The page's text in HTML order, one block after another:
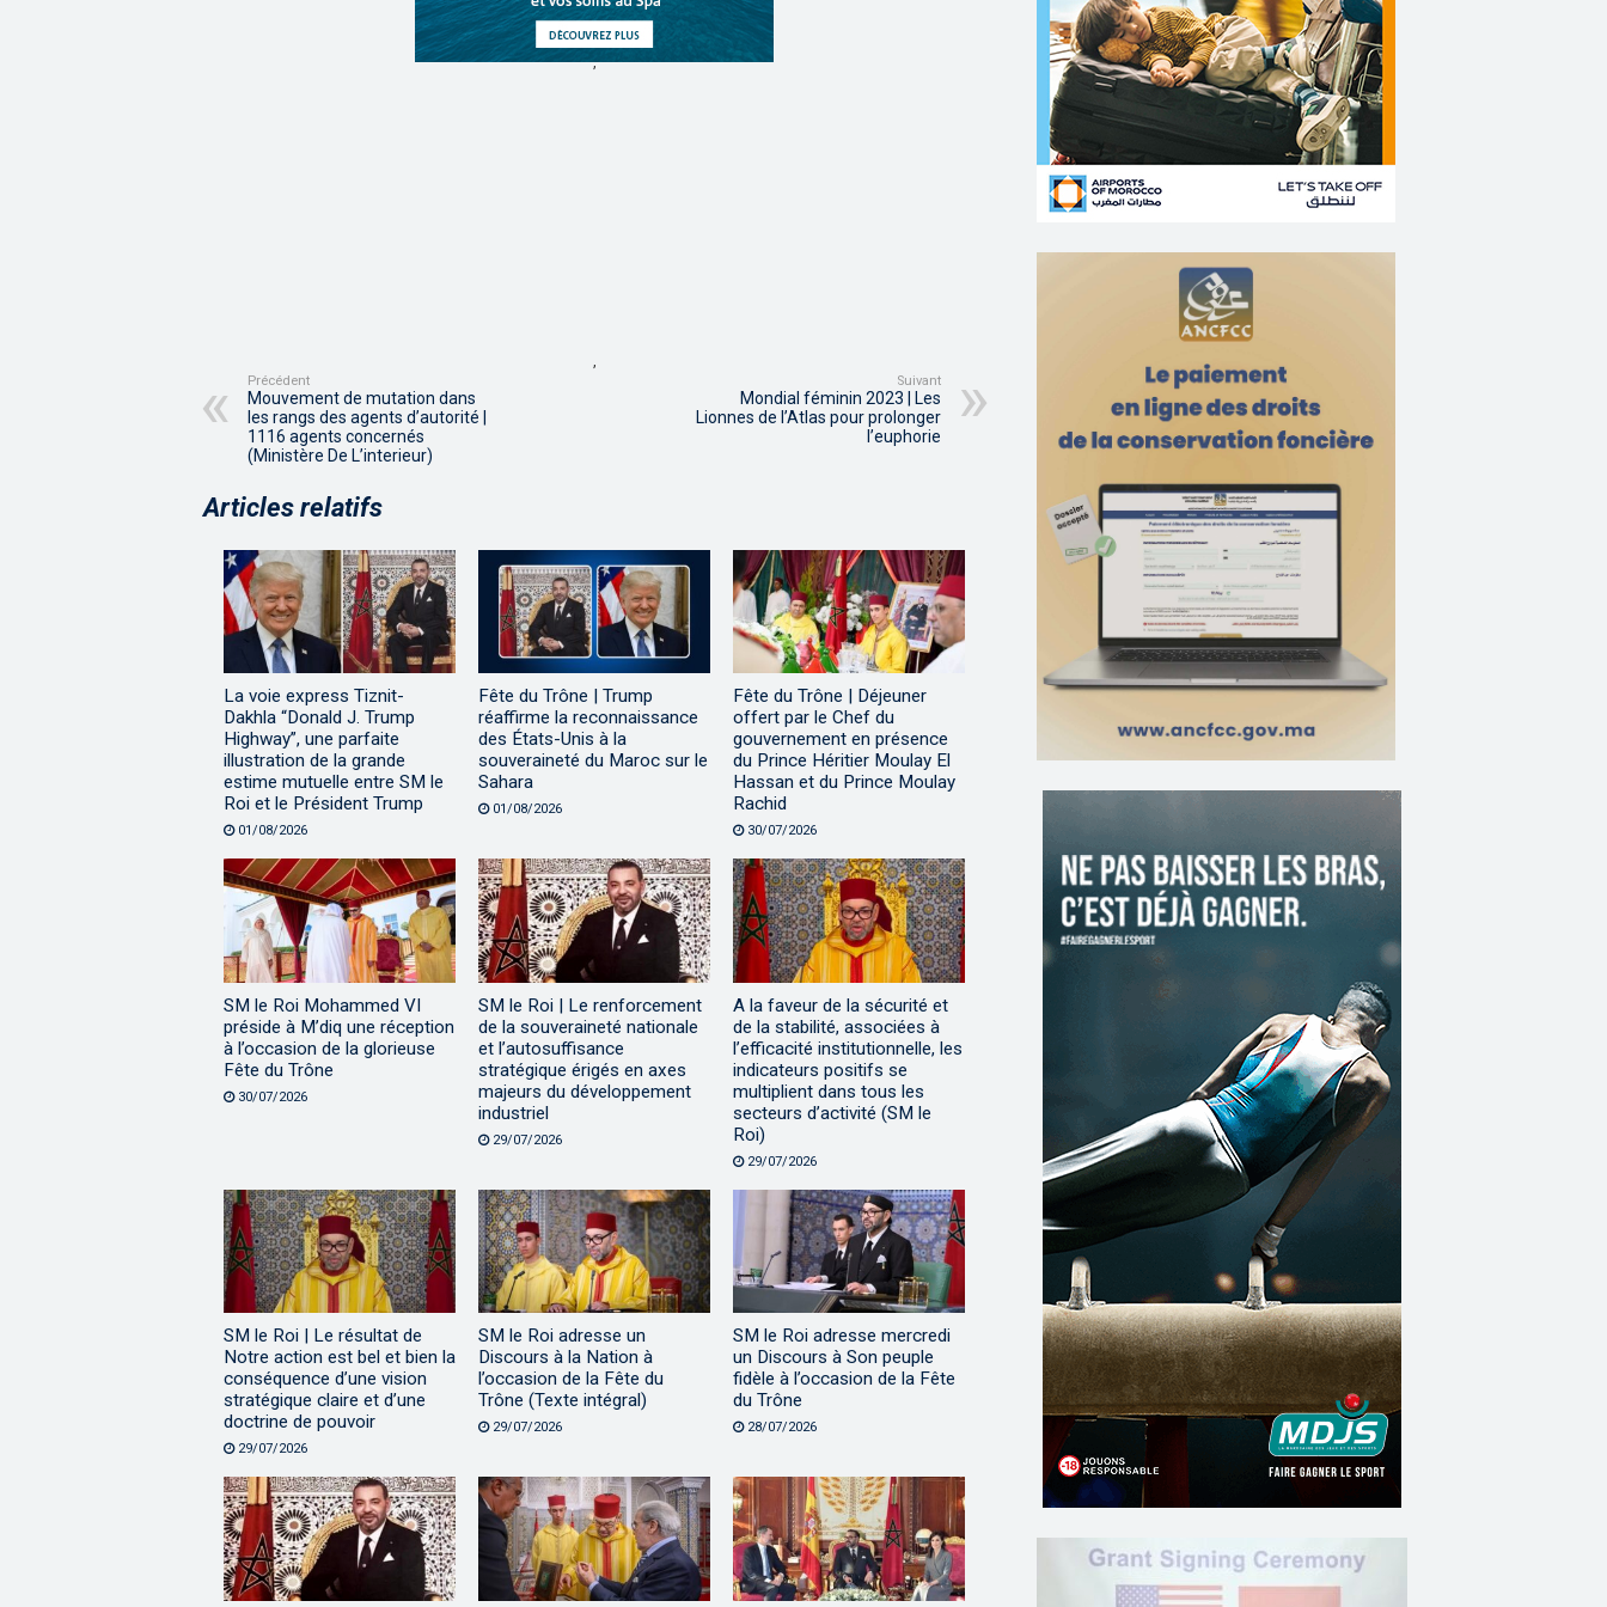
,
Précédent
Mouvement de mutation dans
les rangs des agents d’autorité |
1116 agents concernés
(Ministère De L’interieur)
Suivant
Mondial féminin 2023 | Les
Lionnes de l’Atlas pour prolonger
l’euphorie
Articles relatifs
La voie express Tiznit-
Dakhla “Donald J. Trump
Highway”, une parfaite
illustration de la grande
estime mutuelle entre SM le
Roi et le Président Trump
01/08/2026
Fête du Trône | Trump
réaffirme la reconnaissance
des États-Unis à la
souveraineté du Maroc sur le
Sahara
01/08/2026
Fête du Trône | Déjeuner
offert par le Chef du
gouvernement en présence
du Prince Héritier Moulay El
Hassan et du Prince Moulay
Rachid
30/07/2026
SM le Roi Mohammed VI
préside à M’diq une réception
à l’occasion de la glorieuse
Fête du Trône
30/07/2026
SM le Roi | Le renforcement
de la souveraineté nationale
et l’autosuffisance
stratégique érigés en axes
majeurs du développement
industriel
29/07/2026
A la faveur de la sécurité et
de la stabilité, associées à
l’efficacité institutionnelle, les
indicateurs positifs se
multiplient dans tous les
secteurs d’activité (SM le
Roi)
29/07/2026
SM le Roi | Le résultat de
Notre action est bel et bien la
conséquence d’une vision
stratégique claire et d’une
doctrine de pouvoir
29/07/2026
SM le Roi adresse un
Discours à la Nation à
l’occasion de la Fête du
Trône (Texte intégral)
29/07/2026
SM le Roi adresse mercredi
un Discours à Son peuple
fidèle à l’occasion de la Fête
du Trône
28/07/2026